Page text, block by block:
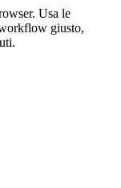
Usa le
giusto,